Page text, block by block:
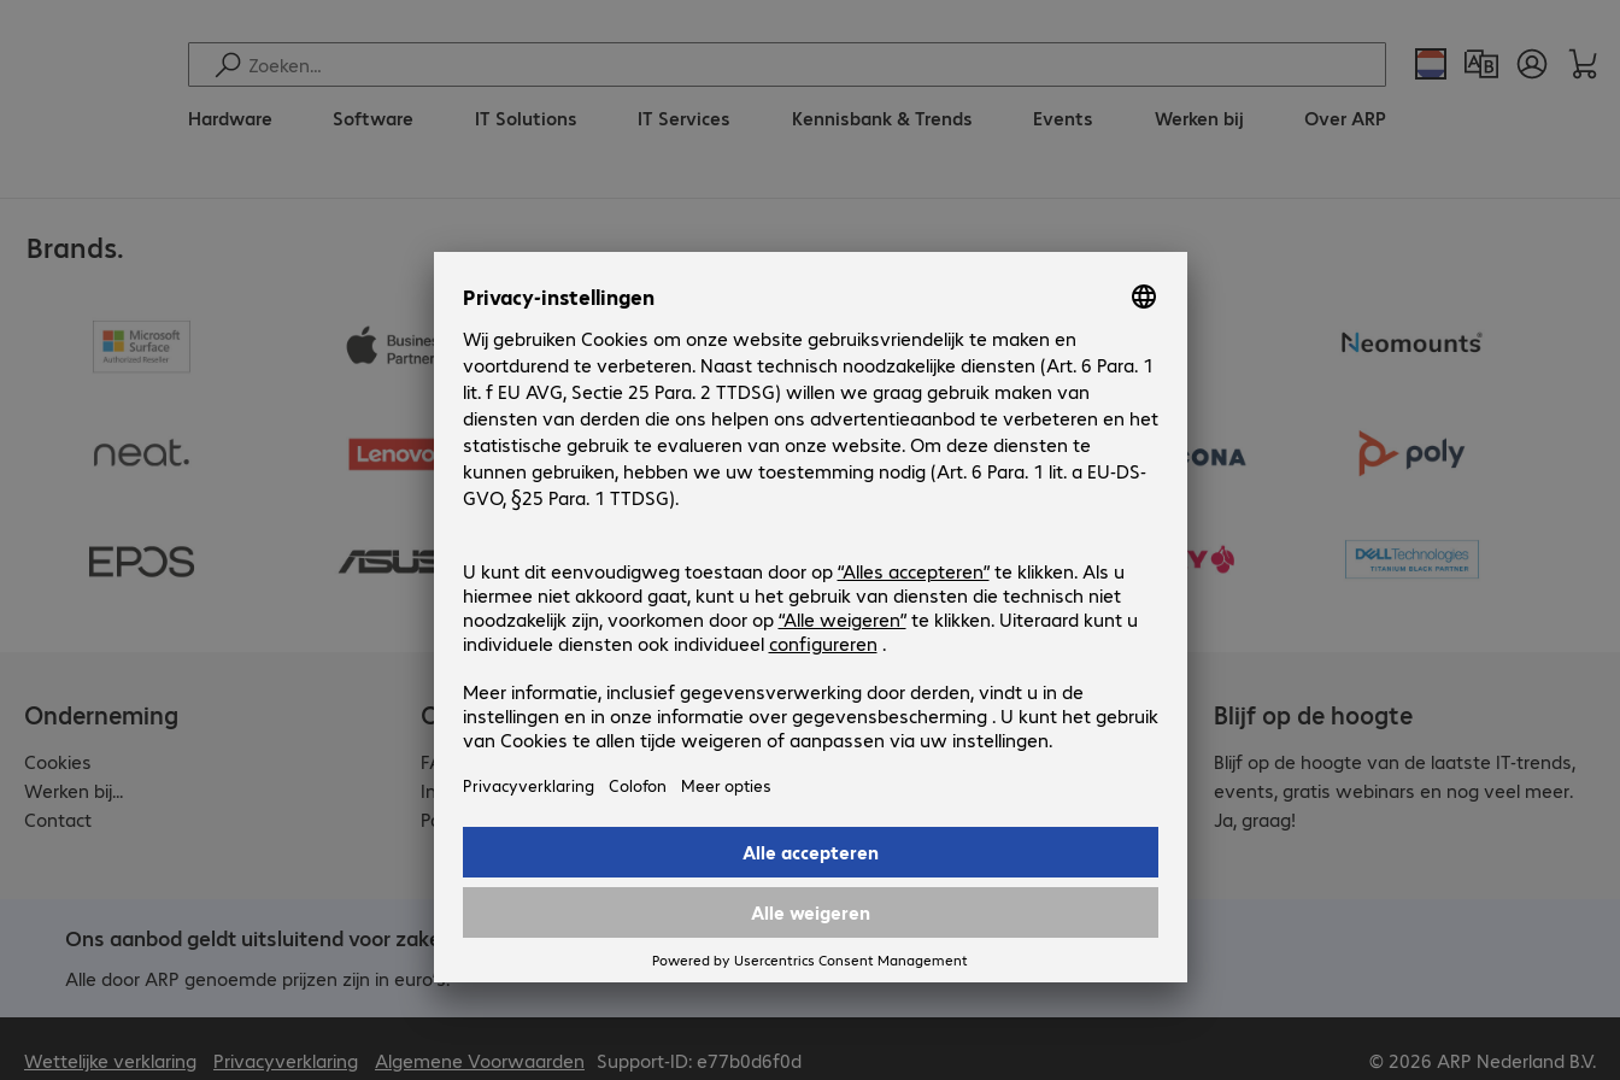
Hardware Software IT Solutions IT Services Kennisbank & Trends Events Werken bij Over ARP
Brands.
Onderneming
Cookies
Werken bij...
Contact
Customer Service
FAQ
International Business
Payment and Delivery
Social Media Blijf op de hoogte
Blijf op de hoogte van de laatste IT-trends,
events, gratis webinars en nog veel meer.
Ja, graag!
Ons aanbod geldt uitsluitend voor zakelijke klanten en de publieke sector.
Alle door ARP genoemde prijzen zijn in euro’s.
Wettelijke verklaring Privacyverklaring Algemene Voorwaarden Support-ID: e77b0d6f0d © 2026 ARP Nederland B.V.